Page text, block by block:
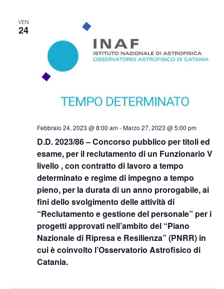
VEN
24
D.D. 2023/86 – Concorso pubblico per titoli ed
esame, per il reclutamento di un Funzionario V
livello , con contratto di lavoro a tempo
determinato e regime di impegno a tempo
pieno, per la durata di un anno prorogabile, ai
fini dello svolgimento delle attività di
“Reclutamento e gestione del personale” per i
progetti approvati nell’ambito del “Piano
Nazionale di Ripresa e Resilienza” (PNRR) in
cui è coinvolto l’Osservatorio Astrofisico di
Catania.
Febbraio 24, 2023 @ 8:00 am-Marzo 27, 2023 @ 5:00 pm